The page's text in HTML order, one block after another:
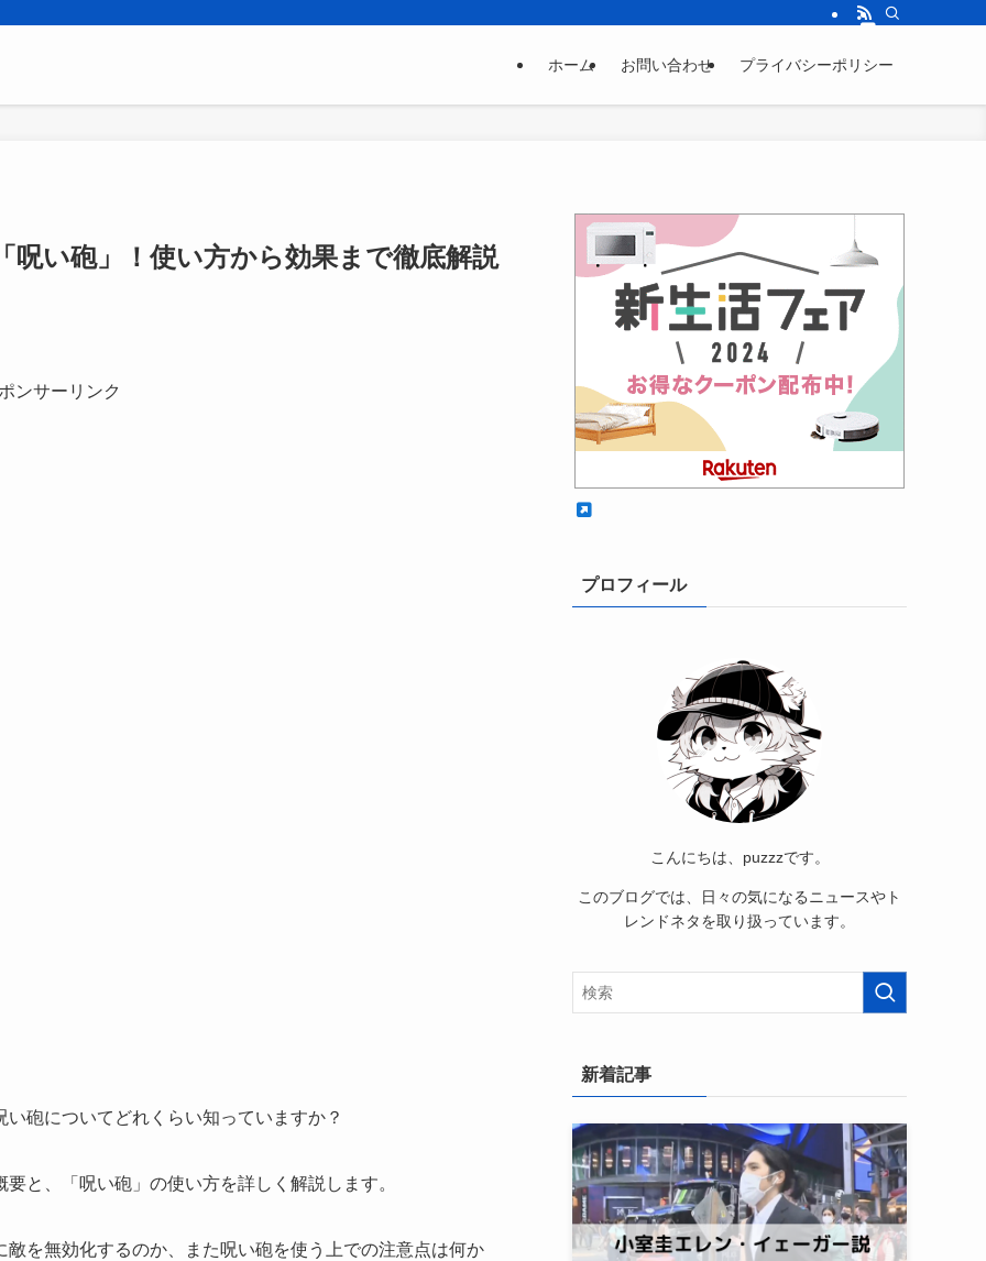
ホーム お問い合わせ プライバシーポリシー
い砲」！使い方から効果まで徹底解説
ンサーリンク
砲についてどれくらい知っていますか？
と、「呪い砲」の使い方を詳しく解説します。
を無効化するのか、また呪い砲を使う上での注意点は何か
プロフィール
こんにちは、puzzzです。
このブログでは、日々の気になるニュースやト
レンドネタを取り扱っています。
新着記事